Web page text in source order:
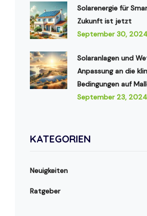
Solarenergie für
Zukunft ist jetzt
September 30,
Solaranlagen und
Anpassung an die
Bedingungen auf
September 23, 2024
KATEGORIEN
Neuigkeiten
Ratgeber